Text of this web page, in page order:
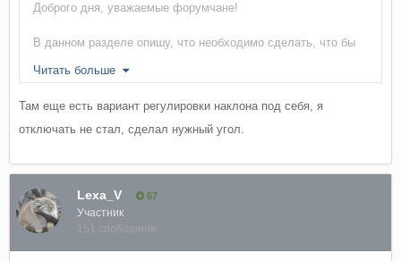
Доброго дня, уважаемые форумчане!
В данном разделе опишу, что необходимо сделать, что бы
правое боковое зеркало при включении режима АКПП в
1. Завести машину;
3. Нажать и удерживать на кресле водителя кнопку SET,
пока не прозвучит два сигнала. После двух сигналов
Читать больше
Там еще есть вариант регулировки наклона под себя, я
отключать не стал, сделал нужный угол.
Lexa_V 67
Участник
151 сообщение